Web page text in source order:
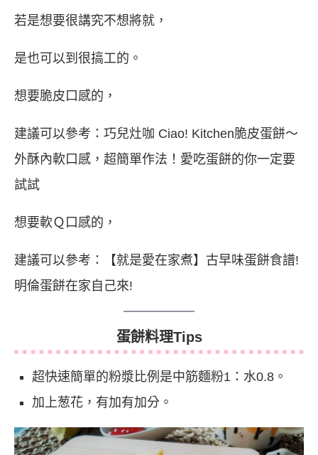
若是想要很講究不想將就，
是也可以到很搞工的。
想要脆皮口感的，
建議可以參考： 巧兒灶咖 Ciao! Kitchen脆皮蛋餅～
外酥內軟口感，超簡單作法！愛吃蛋餅的你一定要
試試
想要軟Ｑ口感的，
建議可以參考：
【就是愛在家煮】古早味蛋餅食譜!
明倫蛋餅在家自己來!
蛋餅料理Tips
超快速簡單的粉漿比例是中筋麵粉1：水0.8。
加上葱花，有加有加分。